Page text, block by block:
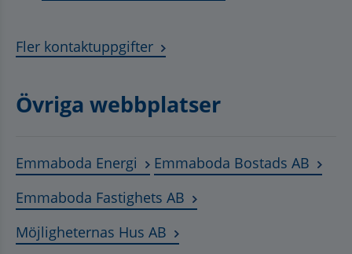
Fler kontaktuppgifter
Övriga webbplatser
Emmaboda Energi Länk till annan webbplats,
Emmaboda Bostads AB
Emmaboda Fastighets AB Länk till annan
Möjligheternas Hus AB Länk till annan webbplats,